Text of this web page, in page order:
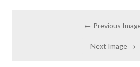
← Previous
Next Image →